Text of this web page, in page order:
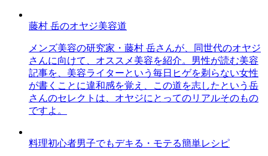
藤村 岳のオヤジ美容道
メンズ美容の研究家・藤村 岳さんが、同世代のオヤジ
さんに向けて、オススメ美容を紹介。男性が読む美容
記事を、美容ライターという毎日ヒゲを剃らない女性
が書くことに違和感を覚え、この道を志したという岳
さんのセレクトは、オヤジにとってのリアルそのもの
ですよ。
料理初心者男子でもデキる・モテる簡単レシピ